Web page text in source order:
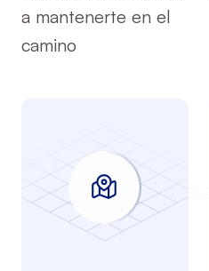
a mantenerte en el
camino